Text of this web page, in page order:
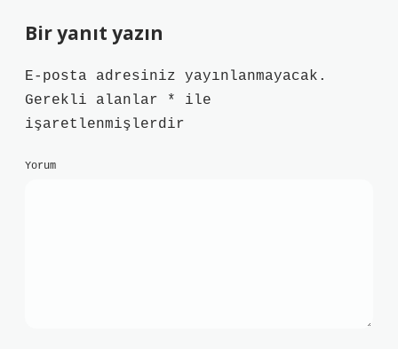
Bir yanıt yazın
E-posta adresiniz yayınlanmayacak.
Gerekli alanlar
*
ile
işaretlenmişlerdir
Yorum